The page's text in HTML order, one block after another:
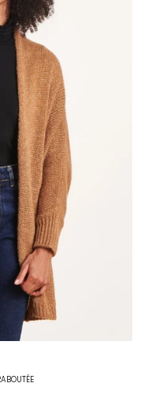
12
l'élément 3
l'élément 4
à l'élément 5